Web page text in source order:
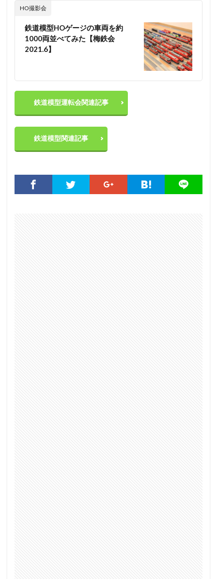
HO撮影会
鉄道模型HOゲージの車両を約
1000両並べてみた【梅鉄会
2021.6】
鉄道模型運転会関連記事
鉄道模型関連記事